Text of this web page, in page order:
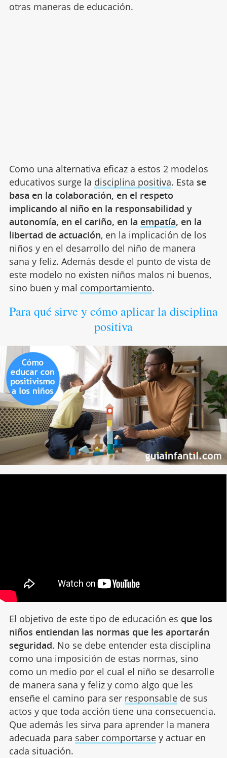
otras maneras de educación.
Como una alternativa eficaz a estos 2 modelos
educativos surge la disciplina positiva. Esta se
basa en la colaboración, en el respeto
implicando al niño en la responsabilidad y
autonomía, en el cariño, en la empatía, en la
libertad de actuación, en la implicación de los
niños y en el desarrollo del niño de manera
sana y feliz. Además desde el punto de vista de
este modelo no existen niños malos ni buenos,
sino buen y mal comportamiento.
Para qué sirve y cómo aplicar la disciplina
positiva
El objetivo de este tipo de educación es que los
niños entiendan las normas que les aportarán
seguridad. No se debe entender esta disciplina
como una imposición de estas normas, sino
como un medio por el cual el niño se desarrolle
de manera sana y feliz y como algo que les
enseñe el camino para ser responsablede sus
actos y que toda acción tiene una consecuencia.
Que además les sirva para aprender la manera
adecuada para saber comportarsey actuar en
cada situación.